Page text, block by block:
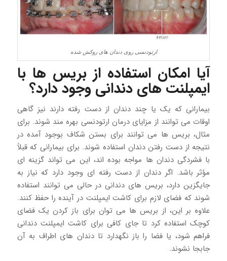
ارتودنسی روی دندان های روکش شده
آیا امکان استفاده از بریس ها با
ایمپلنت های دندانی وجود دارد؟
بیمارانی که یک یا چند دندان از دست رفته دارند نیز گاهی
اوقات می توانند از مزایای درمان ارتودنسی بهره مند شوند. برای
مثال، بریس ها می توانند برای بستن شکاف بوجود آمده در
نتیجه از دست رفتن دندان استفاده شوند. برای بیمارانی که قبلاً
با فشردگی دندان ها مواجه بوده اند، این می تواند گزینه ای
مؤثر باشد. اگر دندان از دست رفته ای وجود دارد که نیاز به
جایگزین دارد، بریس های دندانی در حالی می توانند استفاده
شوند که فضای لازم برای کاشت ایمپلنت در آینده را حفظ کنند.
علاوه بر این، از بریس ها می توان برای باز کردن یک فضای
کوچک استفاده کرد تا جای کافی برای کاشت ایمپلنت دندانی
فراهم شود، یا فضا را باز نگهدارد تا دندان های اطراف به آن
جابجا نشوند.